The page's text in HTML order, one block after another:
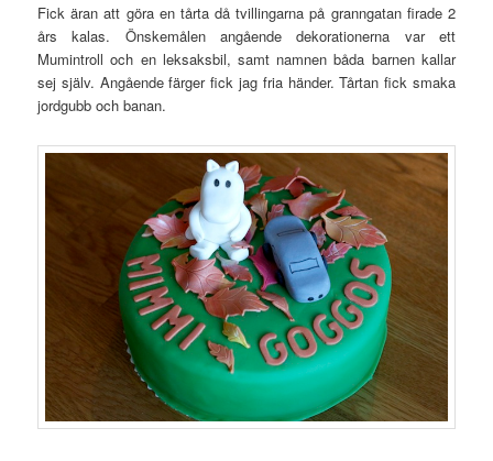
Fick äran att göra en tårta då tvillingarna på granngatan firade 2
års kalas. Önskemålen angående dekorationerna var ett
Mumintroll och en leksaksbil, samt namnen båda barnen kallar
sej själv. Angående färger fick jag fria händer. Tårtan fick smaka
jordgubb och banan.